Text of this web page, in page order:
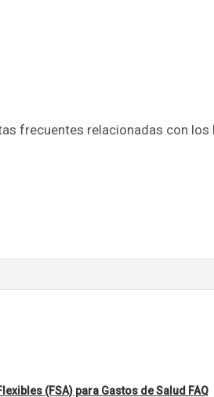
frecuentes relacionadas con los
(FSA) para Gastos de Salud FAQ